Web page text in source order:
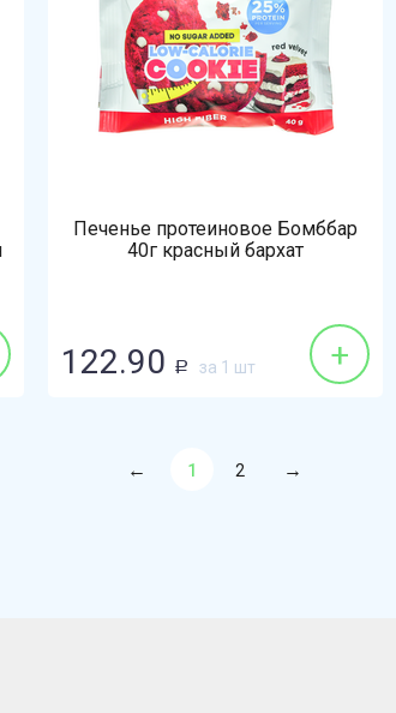
Печенье протеиновое Бомббар
40г красный бархат
122.90 Р за 1 шт +
1 2